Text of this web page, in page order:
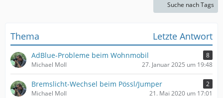
Suche nach Tags
Thema Letzte Antwort
AdBlue-Probleme beim Wohnmobil
8
Michael Moll
27. Januar 2025 um 19:48
Bremslicht-Wechsel beim Pössl/Jumper
2
Michael Moll
21. Mai 2020 um 17:01